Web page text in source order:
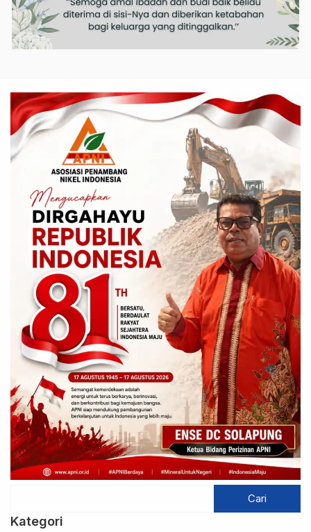
Kategori